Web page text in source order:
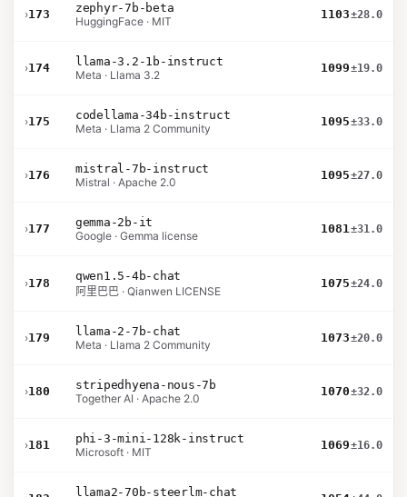
›173
zephyr-7b-beta
HuggingFace · MIT
1103±28.0
›174
llama-3.2-1b-instruct
Meta · Llama 3.2
1099±19.0
›175
codellama-34b-instruct
Meta · Llama 2 Community
1095±33.0
›176
mistral-7b-instruct
Mistral · Apache 2.0
1095±27.0
›177
gemma-2b-it
Google · Gemma license
1081±31.0
›178
qwen1.5-4b-chat
阿里巴巴 · Qianwen LICENSE
1075±24.0
›179
llama-2-7b-chat
Meta · Llama 2 Community
1073±20.0
›180
stripedhyena-nous-7b
Together AI · Apache 2.0
1070±32.0
›181
phi-3-mini-128k-instruct
Microsoft · MIT
1069±16.0
llama2-70b-steerlm-chat